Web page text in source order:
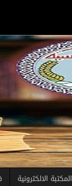
المكتبة الالكترونية